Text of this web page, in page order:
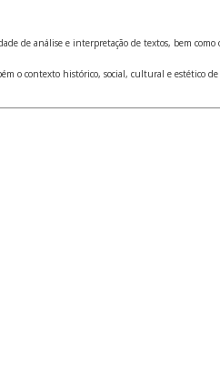
de análise e interpretação de textos, bem
o contexto histórico, social, cultural e estético de